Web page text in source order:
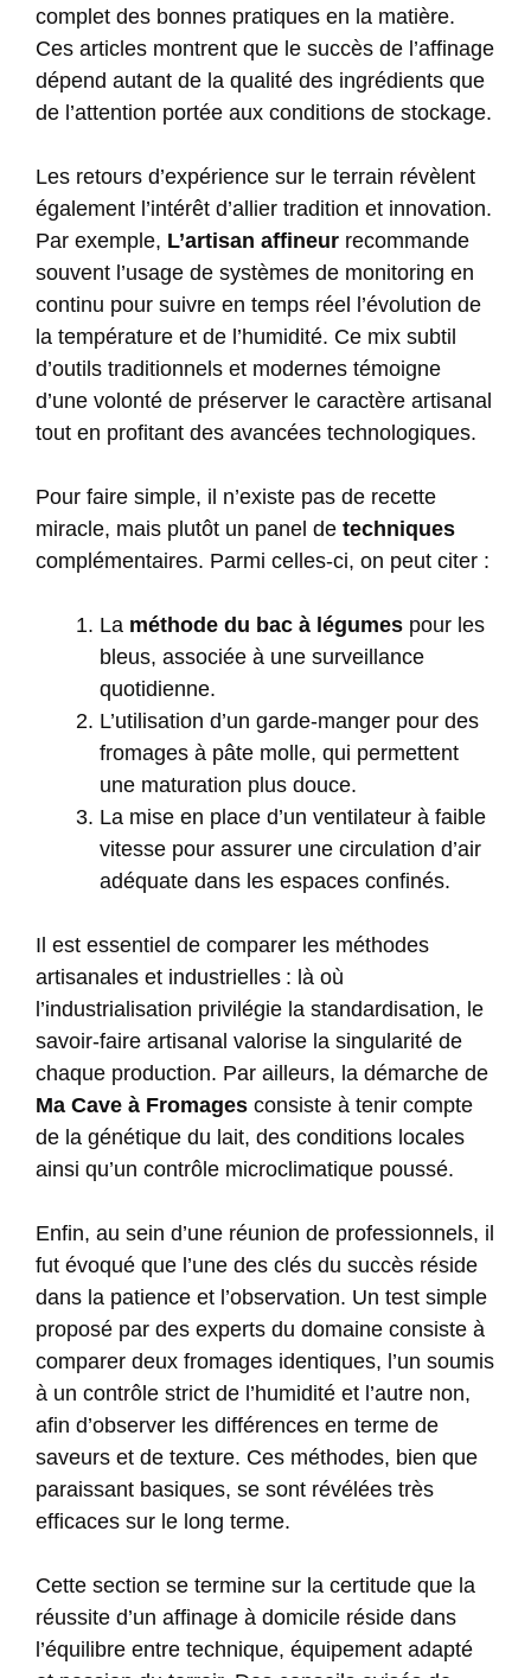
complet des bonnes pratiques en la matière.
Ces articles montrent que le succès de l’affinage
dépend autant de la qualité des ingrédients que
de l’attention portée aux conditions de stockage.
Les retours d’expérience sur le terrain révèlent
également l’intérêt d’allier tradition et innovation.
Par exemple, L’artisan affineur recommande
souvent l’usage de systèmes de monitoring en
continu pour suivre en temps réel l’évolution de
la température et de l’humidité. Ce mix subtil
d’outils traditionnels et modernes témoigne
d’une volonté de préserver le caractère artisanal
tout en profitant des avancées technologiques.
Pour faire simple, il n’existe pas de recette
miracle, mais plutôt un panel de techniques
complémentaires. Parmi celles-ci, on peut citer :
La méthode du bac à légumes pour les
bleus, associée à une surveillance
quotidienne.
L’utilisation d’un garde-manger pour des
fromages à pâte molle, qui permettent
une maturation plus douce.
La mise en place d’un ventilateur à faible
vitesse pour assurer une circulation d’air
adéquate dans les espaces confinés.
Il est essentiel de comparer les méthodes
artisanales et industrielles : là où
l’industrialisation privilégie la standardisation, le
savoir-faire artisanal valorise la singularité de
chaque production. Par ailleurs, la démarche de
Ma Cave à Fromages consiste à tenir compte
de la génétique du lait, des conditions locales
ainsi qu’un contrôle microclimatique poussé.
Enfin, au sein d’une réunion de professionnels, il
fut évoqué que l’une des clés du succès réside
dans la patience et l’observation. Un test simple
proposé par des experts du domaine consiste à
comparer deux fromages identiques, l’un soumis
à un contrôle strict de l’humidité et l’autre non,
afin d’observer les différences en terme de
saveurs et de texture. Ces méthodes, bien que
paraissant basiques, se sont révélées très
efficaces sur le long terme.
Cette section se termine sur la certitude que la
réussite d’un affinage à domicile réside dans
l’équilibre entre technique, équipement adapté